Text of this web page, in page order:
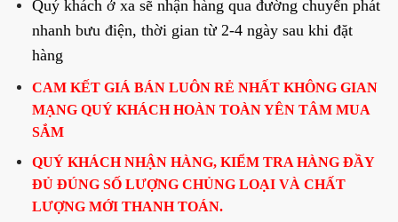
Quý khách ở xa sẽ nhận hàng qua đường chuyển phát
nhanh bưu điện, thời gian từ 2-4 ngày sau khi đặt
hàng
CAM KẾT GIÁ BÁN LUÔN RẺ NHẤT KHÔNG GIAN
MẠNG QUÝ KHÁCH HOÀN TOÀN YÊN TÂM MUA
SẮM
QUÝ KHÁCH NHẬN HÀNG, KIỂM TRA HÀNG ĐẦY
ĐỦ ĐÚNG SỐ LƯỢNG CHỦNG LOẠI VÀ CHẤT
LƯỢNG MỚI THANH TOÁN.